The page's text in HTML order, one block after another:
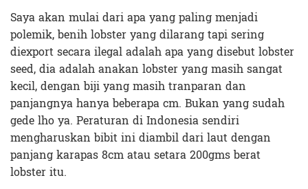
Saya akan mulai dari apa yang paling menjadi
polemik, benih lobster yang dilarang tapi sering
diexport secara ilegal adalah apa yang disebut lobster
seed, dia adalah anakan lobster yang masih sangat
kecil, dengan biji yang masih tranparan dan
panjangnya hanya beberapa cm. Bukan yang sudah
gede lho ya. Peraturan di Indonesia sendiri
mengharuskan bibit ini diambil dari laut dengan
panjang karapas 8cm atau setara 200gms berat
lobster itu.